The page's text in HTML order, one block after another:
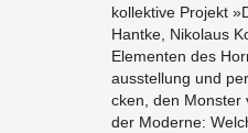
kol­lek­ti­ve Pro­jekt
Hant­ke, Ni­ko­laus
Ele­men­ten des
aus­stel­lung und
cken, den Mons­ter
der Mo­der­ne: